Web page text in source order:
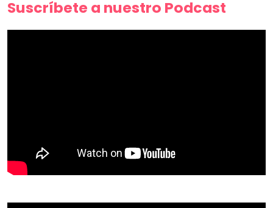
Suscríbete a nuestro Podcast